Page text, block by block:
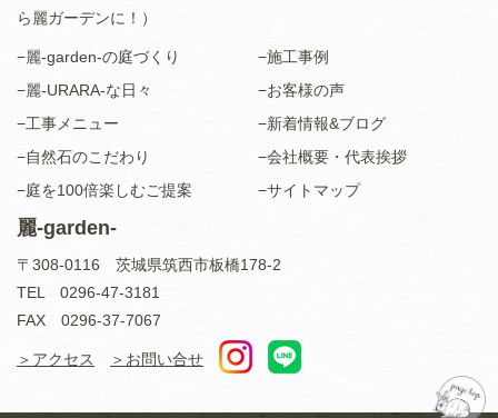
ら麗ガーデンに！）
−麗-garden-の庭づくり
−麗-URARA-な日々
−工事メニュー
−自然石のこだわり
−庭を100倍楽しむご提案
−施工事例
−お客様の声
−新着情報&ブログ
−会社概要・代表挨拶
−サイトマップ
麗-garden-
〒308-0116 茨城県筑西市板橋178-2
TEL 0296-47-3181
FAX 0296-37-7067
＞アクセス ＞お問い合せ